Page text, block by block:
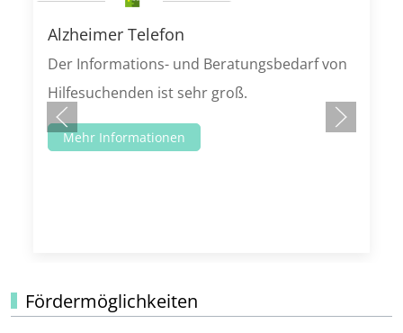
Alzheimer Telefon
Der Informations- und Beratungsbedarf von
Hilfesuchenden ist sehr groß.
Mehr Informationen
Fördermöglichkeiten